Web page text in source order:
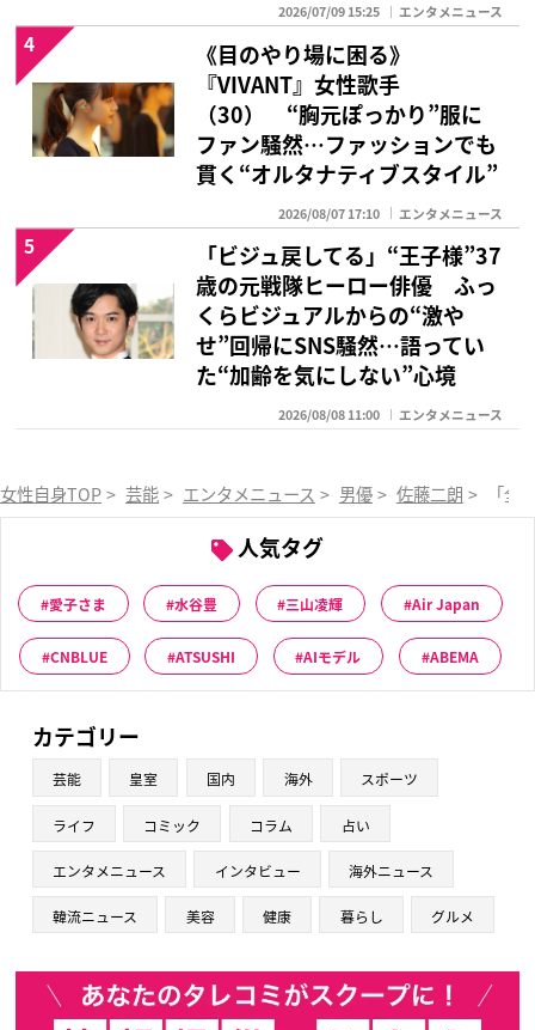
2026/07/09 15:25 エンタメニュース
《目のやり場に困る》
『VIVANT』女性歌手
（30） “胸元ぽっかり”服に
ファン騒然…ファッションでも
貫く“オルタナティブスタイル”
2026/08/07 17:10 エンタメニュース
4
「ビジュ戻してる」“王子様”37
歳の元戦隊ヒーロー俳優 ふっ
くらビジュアルからの“激や
せ”回帰にSNS騒然…語ってい
た“加齢を気にしない”心境
2026/08/08 11:00 エンタメニュース
5
女性自身TOP > 芸能 > エンタメニュース > 男優 > 佐藤二朗 > 「
人気タグ
愛子さま 水谷豊 三山凌輝 Air Japan
CNBLUE ATSUSHI AIモデル ABEMA
カテゴリー
芸能 皇室 国内 海外 スポーツ
ライフ コミック コラム 占い
エンタメニュース インタビュー 海外ニュース
韓流ニュース 美容 健康 暮らし グルメ